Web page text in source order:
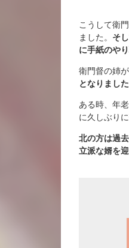
こうして衛
ました。 そ
に手紙のや
衛門督の姉
となりました
ある時、年
に久しぶり
北の方は過
立派な婿を